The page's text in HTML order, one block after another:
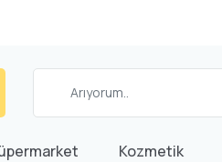
Kozmetik